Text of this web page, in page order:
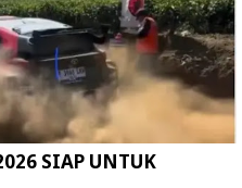
SIAP UNTUK